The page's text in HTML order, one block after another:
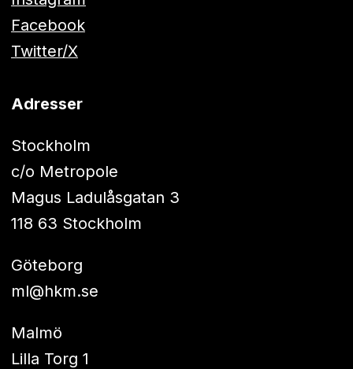
Facebook
Twitter/X
Adresser
Stockholm
c/o Metropole
Magus Ladulåsgatan 3
118 63 Stockholm
Göteborg
ml@hkm.se
Malmö
Lilla Torg 1